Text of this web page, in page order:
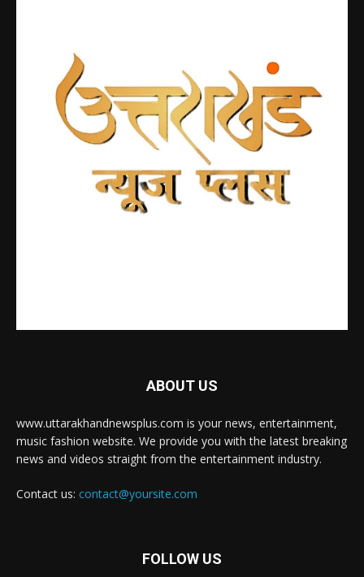
ABOUT US
www.uttarakhandnewsplus.com is your news, entertainment,
music fashion website. We provide you with the latest breaking
news and videos straight from the entertainment industry.
Contact us: contact@yoursite.com
FOLLOW US